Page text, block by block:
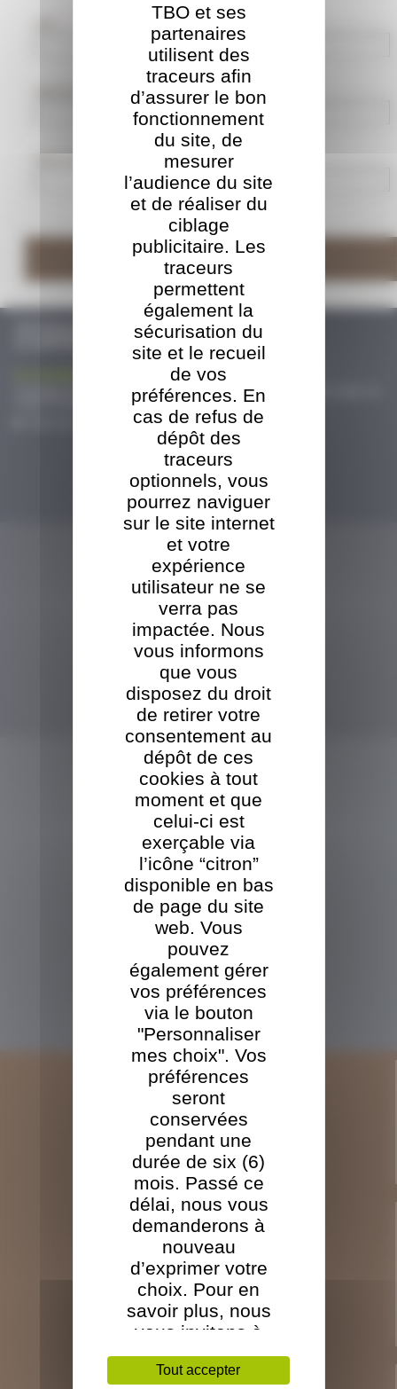
TBO et ses
partenaires
utilisent des
traceurs afin
d’assurer le bon
fonctionnement
du site, de
mesurer
l’audience du site
et de réaliser du
ciblage
publicitaire. Les
traceurs
permettent
également la
sécurisation du
site et le recueil
de vos
préférences. En
cas de refus de
dépôt des
traceurs
optionnels, vous
pourrez naviguer
sur le site internet
et votre
expérience
utilisateur ne se
verra pas
impactée. Nous
vous informons
que vous
disposez du droit
de retirer votre
consentement au
dépôt de ces
cookies à tout
moment et que
celui-ci est
exerçable via
l’icône “citron”
disponible en bas
de page du site
web. Vous
pouvez
également gérer
vos préférences
via le bouton
"Personnaliser
mes choix". Vos
préférences
seront
conservées
pendant une
durée de six (6)
mois. Passé ce
délai, nous vous
demanderons à
nouveau
d’exprimer votre
choix. Pour en
savoir plus, nous
vous invitons à
consulter notre
Politique relative
Tout accepter
Objet de la demande :
& CERTIFICATIONS
TBO s'adosse au groupe ORT
afin d'assurer la pérennité de l'entreprise et une transition en douceur
Tout voir
La croissance exponentielle de...
L’emballage bois industriel est en plein essor au sein de la SARL TBO. Deux lignes de
sciage et une ligne de fabrication automatisée de palettes...
L'ÉVÈNEMENT PRÉCURSEUR FRANÇAIS...
Réputé notamment pour l'exhaustivité de sa gamme de produits et services pour
toute la filière bois énergie, le Salon Bois Energie accueillera...
Un escalier neuf au passage Pommeraye
Le chantier de rénovation du passage Pommeraye se poursuit
Tout voir
TBO s'adosse au groupe ORT
afin d'assurer la pérennité de l'entreprise et une transition en douceur
VISITE DE LA SCIERIE
NOS PRODUITS
VOUS ÊTESUN
PROFESSIONNEL
Palettes
Caisses
Sciage
VOUS ÊTESUN
PARTICULIER
Ecorce
Sciure
Douglas
LA SOCIÉTÉ
L'historique TBO
L'outil industriel TBO
Les certifications et engagements TBO
LES PALETTES ET CAISSES
Les palettes à dés 4 entrées
Les palettes à chevron 2 entrées
Les caisses
Le traitement